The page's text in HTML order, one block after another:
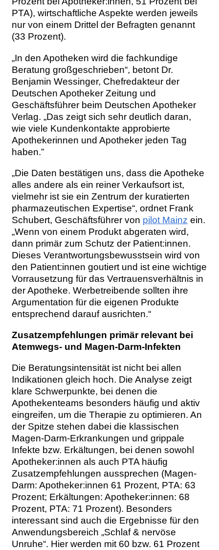
PTA), wirtschaftliche Aspekte werden jeweils
nur von einem Drittel der Befragten genannt
(33 Prozent).
„In den Apotheken wird die fachkundige
Beratung großgeschrieben“, betont Dr.
Benjamin Wessinger, Chefredakteur der
Deutschen Apotheker Zeitung und
Geschäftsführer beim Deutschen Apotheker
Verlag. „Das zeigt sich sehr deutlich daran,
wie viele Kundenkontakte approbierte
Apothekerinnen und Apotheker jeden Tag
haben.”
„Die Daten bestätigen uns, dass die Apotheke
alles andere als ein reiner Verkaufsort ist,
vielmehr ist sie ein Zentrum der kuratierten
pharmazeutischen Expertise“, ordnet Frank
Schubert, Geschäftsführer von pilot Mainz ein.
„Wenn von einem Produkt abgeraten wird,
dann primär zum Schutz der Patient:innen.
Dieses Verantwortungsbewusstsein wird von
den Patient:innen goutiert und ist eine wichtige
Vorrausetzung für das Vertrauensverhältnis in
der Apotheke. Werbetreibende sollten ihre
Argumentation für die eigenen Produkte
entsprechend darauf ausrichten.“
Zusatzempfehlungen primär relevant bei
Atemwegs- und Magen-Darm-Infekten
Die Beratungsintensität ist nicht bei allen
Indikationen gleich hoch. Die Analyse zeigt
klare Schwerpunkte, bei denen die
Apothekenteams besonders häufig und aktiv
eingreifen, um die Therapie zu optimieren. An
der Spitze stehen dabei die klassischen
Magen-Darm-Erkrankungen und grippale
Infekte bzw. Erkältungen, bei denen sowohl
Apotheker:innen als auch PTA häufig
Zusatzempfehlungen aussprechen (Magen-
Darm: Apotheker:innen 61 Prozent, PTA: 63
Prozent; Erkältungen: Apotheker:innen: 68
Prozent, PTA: 71 Prozent). Besonders
interessant sind auch die Ergebnisse für den
Anwendungsbereich „Schlaf & nervöse
Unruhe“. Hier werden mit 60 bzw. 61 Prozent